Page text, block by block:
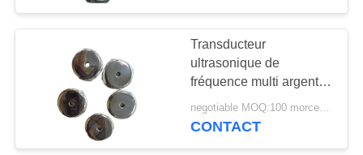
Disque
piézoélectrique
Transducteur
ultrasonique de
fréquence multi argentée
ultrasonique médicale
de transducteur du
CONTACT